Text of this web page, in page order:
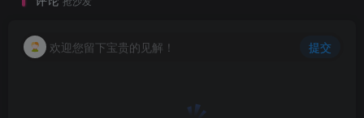
欢迎您留下宝贵的见解！ 提交